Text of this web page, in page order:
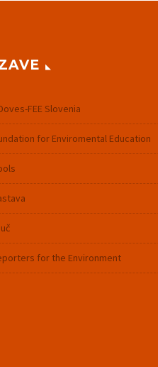
FEE Slovenia
for Enviromental Education
for the Environment